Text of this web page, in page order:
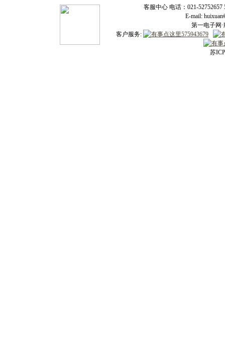
客服中心 电话：021-52752657
E-mail:
第一电子网·
客户服务:
苏